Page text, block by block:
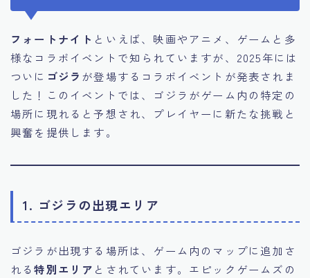
フォートナイト といえば、映画やアニメ、ゲームと多
様なコラボイベントで知られていますが、2025年には
ついに ゴジラ が登場するコラボイベントが発表されま
した！このイベントでは、ゴジラがゲーム内の特定の
場所に現れると予想され、プレイヤーに新たな挑戦と
興奮を提供します。
1. ゴジラの出現エリア
ゴジラが出現する場所は、ゲーム内のマップに追加さ
れる特別エリア とされています。エピックゲームズの